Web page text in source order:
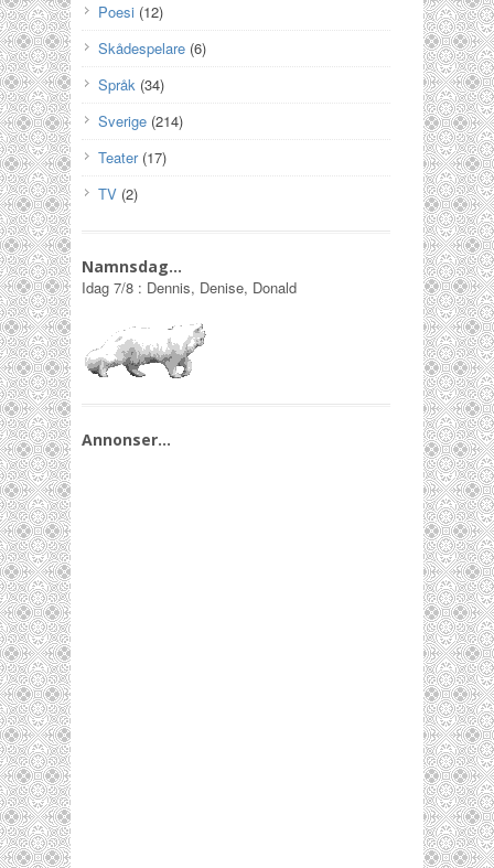
Poesi (12)
Skådespelare (6)
Språk (34)
Sverige (214)
Teater(17)
TV (2)
Namnsdag…
Idag 7/8 : Dennis, Denise, Donald
Annonser…